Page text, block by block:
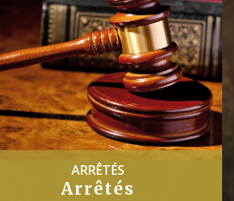
PROCÈS-VERBAUX
Procès-Verbaux